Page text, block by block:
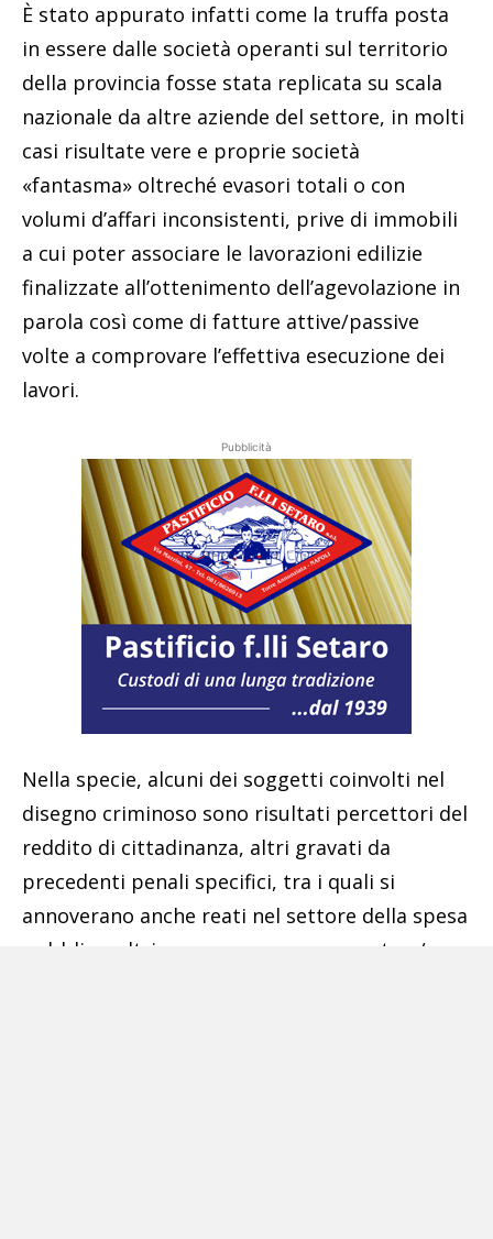
È stato appurato infatti come la truffa posta
in essere dalle società operanti sul territorio
della provincia fosse stata replicata su scala
nazionale da altre aziende del settore, in molti
casi risultate vere e proprie società
«fantasma» oltreché evasori totali o con
volumi d’affari inconsistenti, prive di immobili
a cui poter associare le lavorazioni edilizie
finalizzate all’ottenimento dell’agevolazione in
parola così come di fatture attive/passive
volte a comprovare l’effettiva esecuzione dei
lavori.
Pubblicità
Nella specie, alcuni dei soggetti coinvolti nel
disegno criminoso sono risultati percettori del
reddito di cittadinanza, altri gravati da
precedenti penali specifici, tra i quali si
annoverano anche reati nel settore della spesa
pubblica, altri ancora avevano generato e/o